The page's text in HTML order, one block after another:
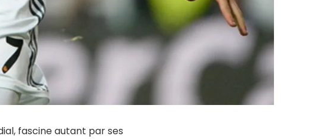
fascine autant par ses